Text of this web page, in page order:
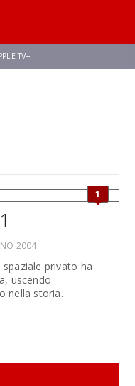
TV+
1
2004
privato ha
uscendo
nella storia.